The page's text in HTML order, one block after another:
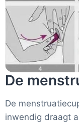
De
De
inwendig draagt